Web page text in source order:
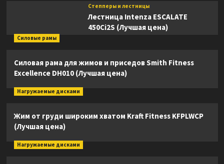
Степперы и лестницы
Лестница Intenza ESCALATE
450Ci2S (Лучшая цена)
Силовые рамы
Силовая рама для жимов и приседов Smith Fitness
Excellence DH010 (Лучшая цена)
Нагружаемые дисками
Жим от груди широким хватом Kraft Fitness KFPLWCP
(Лучшая цена)
Нагружаемые дисками